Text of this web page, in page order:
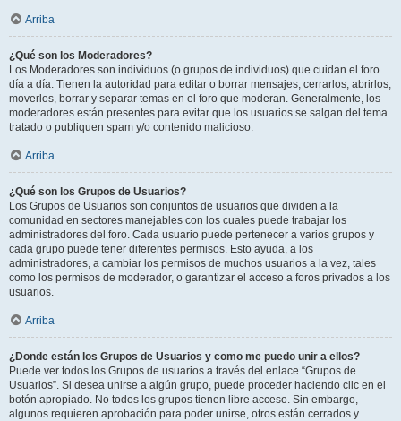
Arriba
¿Qué son los Moderadores?
Los Moderadores son individuos (o grupos de individuos) que cuidan el foro
día a día. Tienen la autoridad para editar o borrar mensajes, cerrarlos, abrirlos,
moverlos, borrar y separar temas en el foro que moderan. Generalmente, los
moderadores están presentes para evitar que los usuarios se salgan del tema
tratado o publiquen spam y/o contenido malicioso.
Arriba
¿Qué son los Grupos de Usuarios?
Los Grupos de Usuarios son conjuntos de usuarios que dividen a la
comunidad en sectores manejables con los cuales puede trabajar los
administradores del foro. Cada usuario puede pertenecer a varios grupos y
cada grupo puede tener diferentes permisos. Esto ayuda, a los
administradores, a cambiar los permisos de muchos usuarios a la vez, tales
como los permisos de moderador, o garantizar el acceso a foros privados a los
usuarios.
Arriba
¿Donde están los Grupos de Usuarios y como me puedo unir a ellos?
Puede ver todos los Grupos de usuarios a través del enlace “Grupos de
Usuarios”. Si desea unirse a algún grupo, puede proceder haciendo clic en el
botón apropiado. No todos los grupos tienen libre acceso. Sin embargo,
algunos requieren aprobación para poder unirse, otros están cerrados y